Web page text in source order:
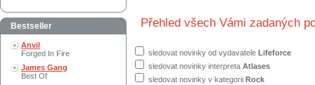
Bestseller
Anvil
Forged In Fire
James Gang
Best Of
Přehled všech Vámi zadaných
sledovat novinky od vydavatele Lifeforce
sledovat novinky interpreta Atlases
sledovat novinky v kategorii Rock